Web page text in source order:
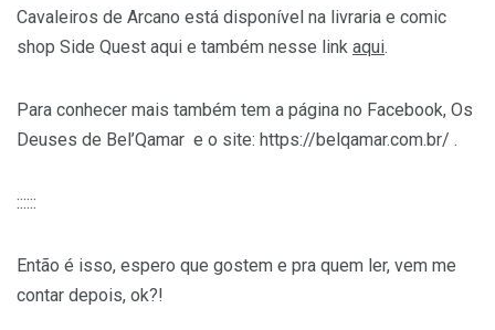
Cavaleiros de Arcano está disponível na livraria e comic
shop Side Quest aqui e também nesse link aqui.
Para conhecer mais também tem a página no Facebook, Os
Deuses de Bel’Qamar e o site: https://belqamar.com.br/ .
::::::
Então é isso, espero que gostem e pra quem ler, vem me
contar depois, ok?!